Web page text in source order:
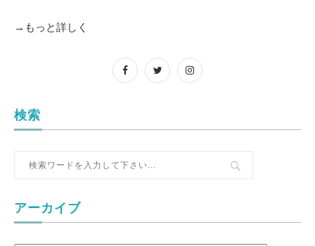
→もっと詳しく
検索
アーカイブ